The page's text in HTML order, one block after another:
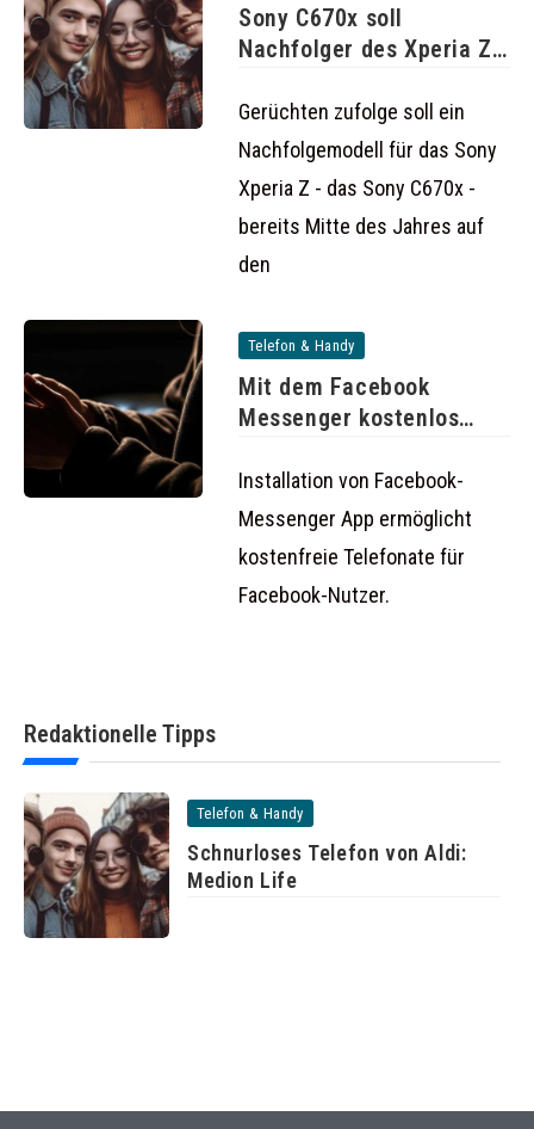
Sony C670x soll
Nachfolger des Xperia Z
Gerüchten zufolge soll ein
Nachfolgemodell für das Sony
Xperia Z - das Sony C670x -
bereits Mitte des Jahres auf
den
Telefon & Handy
Mit dem Facebook
Messenger kostenlos
Installation von Facebook-
Messenger App ermöglicht
kostenfreie Telefonate für
Facebook-Nutzer.
Redaktionelle Tipps
Telefon & Handy
Schnurloses Telefon von Aldi:
Medion Life